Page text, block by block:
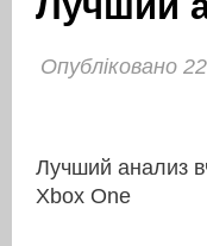
Опубліковано
Лучший анализ
Xbox One